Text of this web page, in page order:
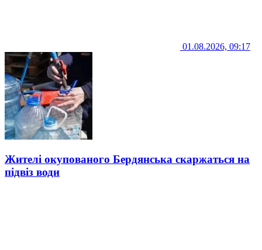
01.08.2026, 09:17
Жителі окупованого Бердянська скаржаться на
підвіз води